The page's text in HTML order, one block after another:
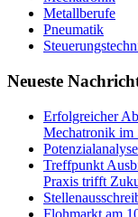
Metallberufe
Pneumatik
Neueste
Erfolgreicher
Mechatronik im
Potenzialanalyse
Treffpunkt
Praxis trifft
Flohmarkt am